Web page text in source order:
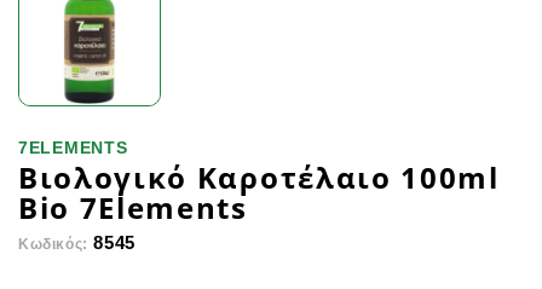
7ELEMENTS
Βιολογικό Καροτέλαιο 100ml
Bio 7Elements
Κωδικός: 8545